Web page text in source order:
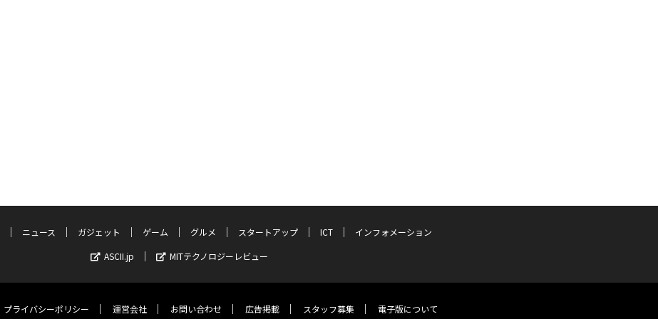
ニュース ガジェット ゲーム グルメ スタートアップ ICT
インフォメーション
ASCII.jp
MITテクノロジーレビュー
プライバシーポリシー 運営会社 お問い合わせ 広告掲載 スタッフ募集 電子版について